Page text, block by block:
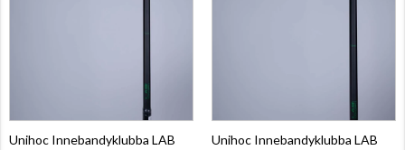
Unihoc Innebandyklubba LAB
Unihoc Innebandyklubba LAB